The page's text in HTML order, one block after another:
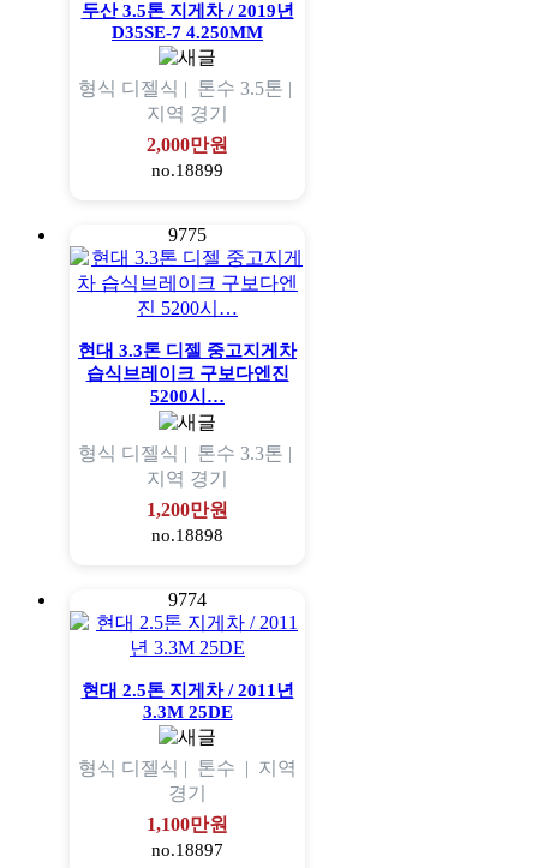
두산 3.5톤 지게차 / 2019년
D35SE-7 4.250MM
형식 디젤식 | 톤수 3.5톤 |
지역 경기
2,000만원
no.18899
9775
현대 3.3톤 디젤 중고지게차
습식브레이크 구보다엔진
5200시…
형식 디젤식 | 톤수 3.3톤 |
지역 경기
1,200만원
no.18898
9774
현대 2.5톤 지게차 / 2011년
3.3M 25DE
형식 디젤식 | 톤수 | 지역
경기
1,100만원
no.18897